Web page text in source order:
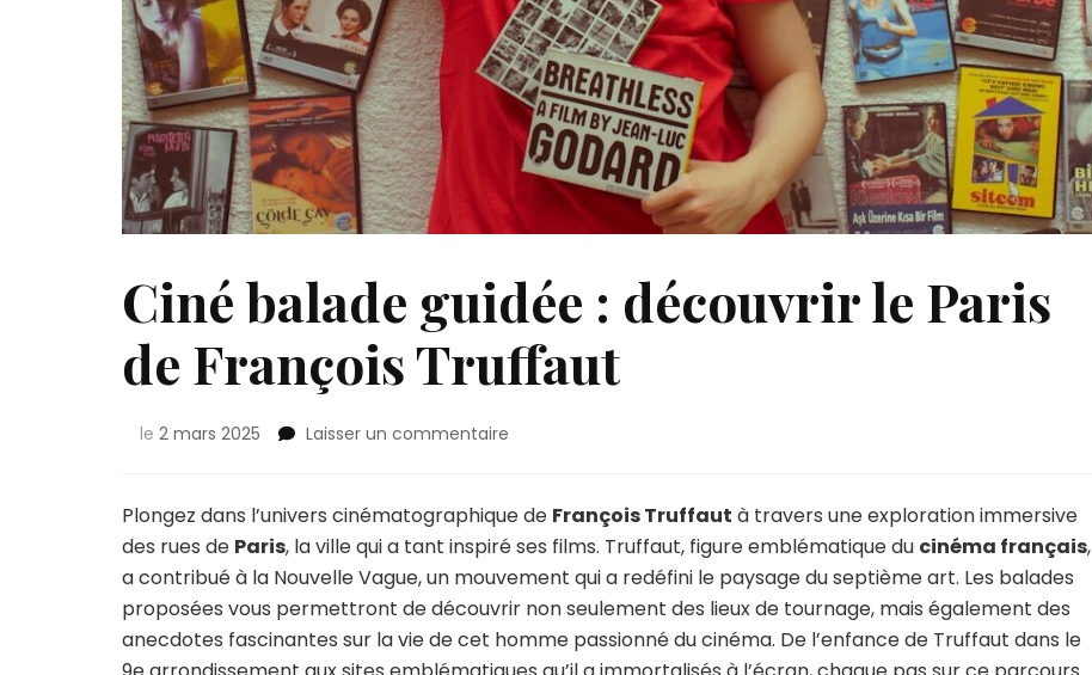
Ciné balade guidée : découvrir le Paris
de François Truffaut
le 2 mars 2025 Laisser un commentaire
guidée
découvrir
le
Paris
de
François
Plongez dans l’univers cinématographique de François Truffaut à travers une exploration immersive
des rues de Paris, la ville qui a tant inspiré ses films. Truffaut, figure emblématique du cinéma français,
a contribué à la Nouvelle Vague, un mouvement qui a redéfini le paysage du septième art. Les balades
proposées vous permettront de découvrir non seulement des lieux de tournage, mais également des
anecdotes fascinantes sur la vie de cet homme passionné du cinéma. De l’enfance de Truffaut dans le